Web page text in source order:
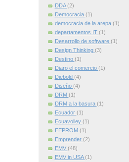
DDA(2)
Democracia (1)
democracia de la arepa (1)
departamentos IT (1)
Desarrollo de software (1)
Design Thinking (3)
Destino (1)
Diaro el comercio (1)
Diebold (4)
Diseño (4)
DRM (1)
DRM a la basura (1)
Ecuador (1)
Ecuavolley (1)
EEPROM (1)
Emprender (2)
EMV (48)
EMV in USA(1)